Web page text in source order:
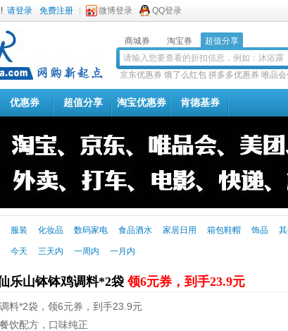
请登录 免费注册 微博登录 QQ登录
商城券 淘宝券 超值分享
京东优惠券 饿了么红包 拼多多优惠券 唯品
优惠券 超值分享 淘宝优惠券 肯德基券
服装 化妆品 数码家电 食品酒水 家居日用 箱包鞋帽 饰品
今天 三天内 一周内 一月内
乐山钵钵鸡调料*2袋领6元券，到手23.9元
料*2袋，领6元券，到手23.9元
饮配方，口味纯正